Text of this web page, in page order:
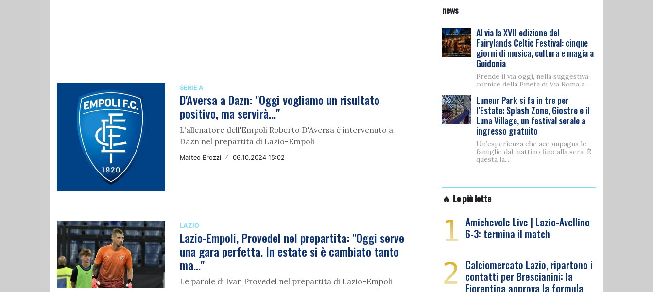
SERIE A
D'Aversa a Dazn: "Oggi vogliamo un risultato
positivo, ma servirà..."
L'allenatore dell'Empoli Roberto D'Aversa è intervenuto a
Dazn nel prepartita di Lazio-Empoli
Matteo Brozzi / 06.10.2024 15:02
LAZIO
Lazio-Empoli, Provedel nel prepartita: "Oggi serve
una gara perfetta. In estate si è cambiato tanto
ma..."
Le parole di Ivan Provedel nel prepartita di Lazio-Empoli
news
Al via la XVII edizione del
Fairylands Celtic Festival: cinque
giorni di musica, cultura e magia a
Guidonia
Prende il via oggi, nella suggestiva
cornice della Pineta di Via Roma a...
Luneur Park si fa in tre per
l’Estate: Splash Zone, Giostre e il
Luna Village, un festival serale a
ingresso gratuito
Un’esperienza che accompagna le
famiglie dal mattino fino alla sera. È
questa la...
🔥 Le più lette
1 Amichevole Live | Lazio-Avellino
6-3: termina il match
2 Calciomercato Lazio, ripartono i
contatti per Brescianini: la
Fiorentina approva la formula